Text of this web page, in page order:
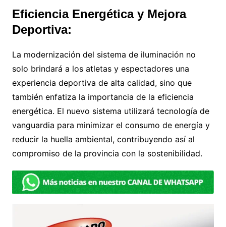
Eficiencia Energética y Mejora
Deportiva:
La modernización del sistema de iluminación no
solo brindará a los atletas y espectadores una
experiencia deportiva de alta calidad, sino que
también enfatiza la importancia de la eficiencia
energética. El nuevo sistema utilizará tecnología de
vanguardia para minimizar el consumo de energía y
reducir la huella ambiental, contribuyendo así al
compromiso de la provincia con la sostenibilidad.